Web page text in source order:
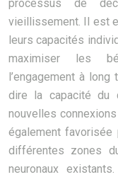
processus de
vieillissement. Il est
leurs capacités
maximiser les
l’engagement à
dire la capacité du
nouvelles
également
différentes zones
neuronaux